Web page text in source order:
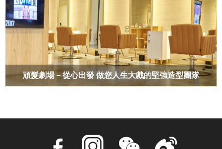
頑髮劇場－從心出發 做您人生大戲的堅強造型團隊